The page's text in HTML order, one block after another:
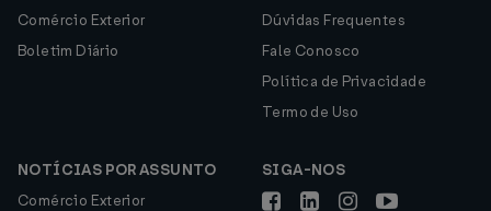
Comércio Exterior
Boletim Diário
Dúvidas Frequentes
Fale Conosco
Política de Privacidade
Termo de Uso
NOTÍCIAS POR ASSUNTO
Comércio Exterior
SIGA-NOS